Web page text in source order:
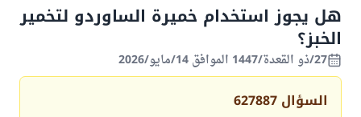
هل يجوز استخدام خميرة الساوردو لتخمير
الخبز؟
27/ذو القعدة/1447 الموافق 14/مايو/2026
السؤال 627887